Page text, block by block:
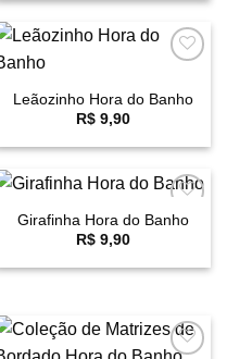
R$ 45,90. R$
Leãozinho Hora do Banho
R$9,90
Favoritar
Girafinha Hora do Banho
R$9,90